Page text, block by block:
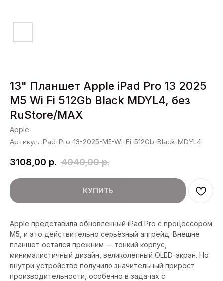
13" Планшет Apple iPad Pro 13 2025
M5 Wi Fi 512Gb Black MDYL4, без
RuStore/MAX
Apple
Артикул: iPad-Pro-13-2025-M5-Wi-Fi-512Gb-Black-MDYL4
3108,00 р. 4040,00 р.
КУПИТЬ
Apple представила обновлённый iPad Pro с процессором
M5, и это действительно серьёзный апгрейд. Внешне
планшет остался прежним — тонкий корпус,
минималистичный дизайн, великолепный OLED-экран. Но
внутри устройство получило значительный прирост
производительности, особенно в задачах с